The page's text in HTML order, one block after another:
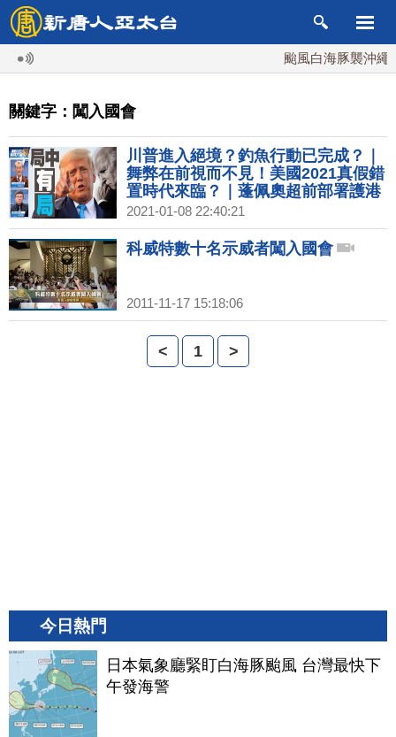
颱風白海豚襲沖繩
關鍵字：闖入國會
川普進入絕境？釣魚行動已完成？｜
舞弊在前視而不見！美國2021真假錯
置時代來臨？｜蓬佩奧超前部署護港
台｜疫情？糧食？內鬥？中國2021風
險 專家把脈｜明居正｜吳嘉隆｜@新
聞大破解
2021-01-08 22:40:21
科威特數十名示威者闖入國會
2011-11-17 15:18:06
< 1 >
今日熱門
日本氣象廳緊盯白海豚颱風 台灣最快下
午發海警